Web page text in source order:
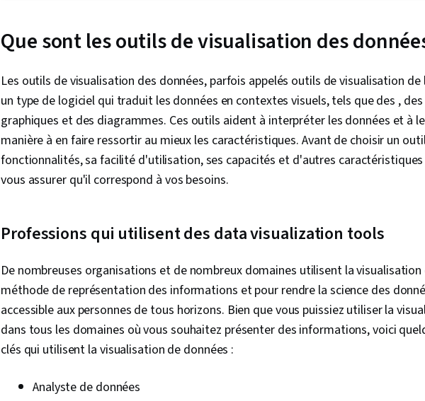
LinkedIn,
analytiques,
fondée sur
des
visualisation
Traitement
Tableau,
Qualité des
Python,
Principes de
Outils
Gemini, IA
rapide,
L'image de
Que sont les outils de visualisation des
Les outils de visualisation des données, parfois appelés outils de visualisation
un type de logiciel qui traduit les données en contextes visuels, tels que des ,
graphiques et des diagrammes. Ces outils aident à interpréter les données et à
manière à en faire ressortir au mieux les caractéristiques. Avant de choisir un
fonctionnalités, sa facilité d'utilisation, ses capacités et d'autres
vous assurer qu'il correspond à vos besoins.
Professions qui utilisent des data visualization tools
De nombreuses organisations et de nombreux domaines utilisent la
méthode de représentation des informations et pour rendre la science des
accessible aux personnes de tous horizons. Bien que vous puissiez utiliser la
dans tous les domaines où vous souhaitez présenter des informations, voici
clés qui utilisent la visualisation de données :
Analyste de données